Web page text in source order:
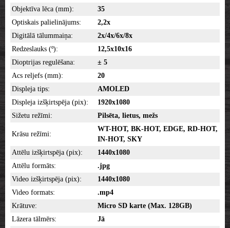
Objektīva lēca (mm):
35
Optiskais palielinājums:
2,2x
Digitālā tālummaiņa:
2x/4x/6x/8x
Redzeslauks (º):
12,5x10x16
Dioptrijas regulēšana:
± 5
Acs reljefs (mm):
20
Displeja tips:
AMOLED
Displeja izšķirtspēja (pix):
1920x1080
Sižetu režīmi:
Pilsēta, lietus, mežs
Krāsu režīmi:
WT-HOT, BK-HOT, EDGE, RD-HOT,
IN-HOT, SKY
Attēlu izšķirtspēja (pix):
1440x1080
Attēlu formāts:
.jpg
Video izšķirtspēja (pix):
1440x1080
Video formats:
.mp4
Krātuve:
Micro SD karte (Max. 128GB)
Lāzera tālmērs:
Jā